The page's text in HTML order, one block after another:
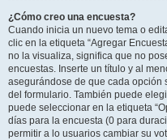
¿Cómo creo una encuesta?
Cuando inicia un nuevo tema o
clic en la etiqueta “Agregar
no la visualiza, significa que no
encuestas. Inserte un título y al
asegurándose de que cada
del formulario. También puede
puede seleccionar en la etiqueta
días para la encuesta (0 para
permitir a lo usuarios cambiar su